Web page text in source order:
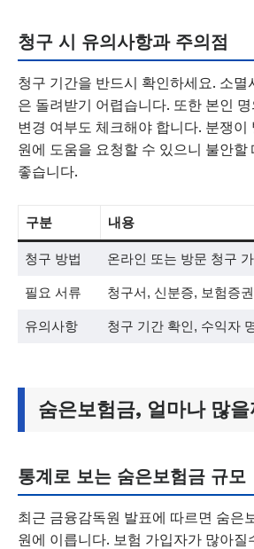
청구 시 유의사항과 주의점
청구 기간을 반드시 확인하세요. 소멸
은 돌려받기 어렵습니다. 또한 본인
변경 여부도 체크해야 합니다. 분쟁이
원에 도움을 요청할 수 있으니 불안할
좋습니다.
구분 내용
청구 방법 온라인 또는 방문 청구
필요 서류 청구서, 신분증, 보험증
유의사항 청구 기간 확인, 수익자
숨은보험금, 얼마나 많을
통계로 보는 숨은보험금 규모
최근 금융감독원 발표에 따르면 숨은
원에 이릅니다. 보험 가입자가 많아질